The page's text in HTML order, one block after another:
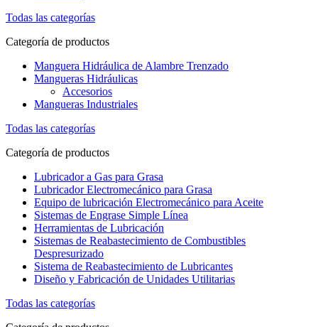
Todas las categorías
Categoría de productos
Manguera Hidráulica de Alambre Trenzado
Mangueras Hidráulicas
Accesorios
Mangueras Industriales
Todas las categorías
Categoría de productos
Lubricador a Gas para Grasa
Lubricador Electromecánico para Grasa
Equipo de lubricación Electromecánico para Aceite
Sistemas de Engrase Simple Línea
Herramientas de Lubricación
Sistemas de Reabastecimiento de Combustibles
Despresurizado
Sistema de Reabastecimiento de Lubricantes
Diseño y Fabricación de Unidades Utilitarias
Todas las categorías